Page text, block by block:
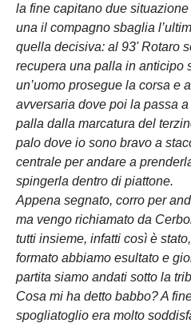
la fine capitano due
una il compagno sbaglia
quella decisiva: al 93' Rotaro
recupera una palla in anticipo
un’uomo prosegue la corsa e
avversaria dove poi la passa
palla dalla marcatura del
palo dove io sono bravo a
centrale per andare a
spingerla dentro di piattone.
Appena segnato, corro per
ma vengo richiamato da
tutti insieme, infatti così è
formato abbiamo esultato e
partita siamo andati sotto la
Cosa mi ha detto babbo? A
spogliatoglio era molto